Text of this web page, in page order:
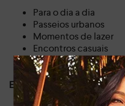
Para o dia a dia
Passeios urbanos
Momentos de lazer
Encontros casuais
Viagens curtas
ESPECIFICAÇÕES DO